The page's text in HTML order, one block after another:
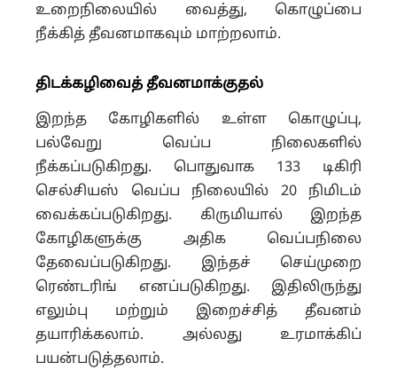
உறைநிலையில் வைத்து, கொழுப்பை
நீக்கித் தீவனமாகவும் மாற்றலாம்.
திடக்கழிவைத் தீவனமாக்குதல்
இறந்த கோழிகளில் உள்ள கொழுப்பு,
பல்வேறு வெப்ப நிலைகளில்
நீக்கப்படுகிறது. பொதுவாக 133 டிகிரி
செல்சியஸ் வெப்ப நிலையில் 20 நிமிடம்
வைக்கப்படுகிறது. கிருமியால் இறந்த
கோழிகளுக்கு அதிக வெப்பநிலை
தேவைப்படுகிறது. இந்தச் செய்முறை
ரெண்டரிங் எனப்படுகிறது. இதிலிருந்து
எலும்பு மற்றும் இறைச்சித் தீவனம்
தயாரிக்கலாம். அல்லது உரமாக்கிப்
பயன்படுத்தலாம்.